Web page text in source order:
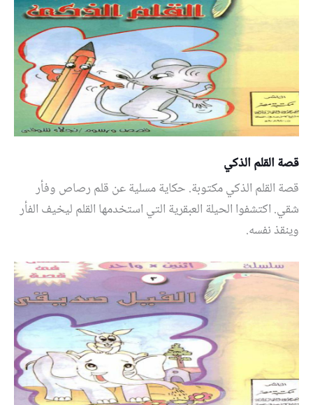
قصة القلم الذكي
قصة القلم الذكي مكتوبة. حكاية مسلية عن قلم رصاص وفأر
شقي. اكتشفوا الحيلة العبقرية التي استخدمها القلم ليخيف الفأر
وينقذ نفسه.